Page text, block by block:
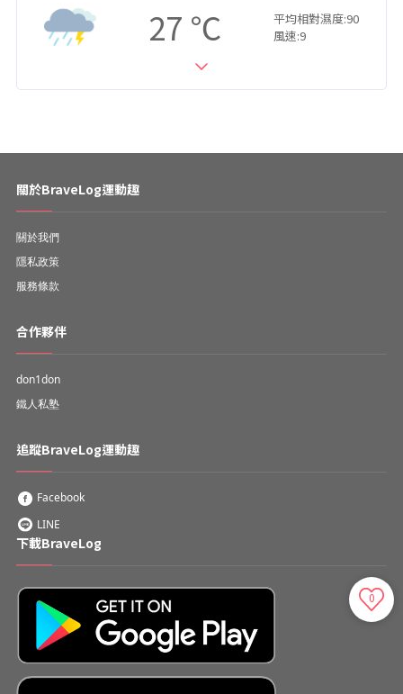
0
27
平均相對濕度:90
風速:9
關於BraveLog運動趣
關於我們
隱私政策
服務條款
合作夥伴
don1don
鐵人私塾
追蹤BraveLog運動趣
Facebook
LINE
下載BraveLog